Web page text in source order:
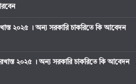
২০২৫ । অন্য সরকারি চাকরিতে কি আবেদন
২০২৫ । অন্য সরকারি চাকরিতে কি আবেদন